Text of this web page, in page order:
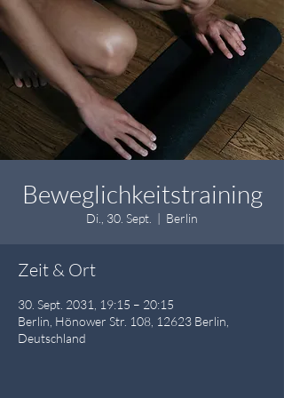
Beweglichkeitstraining
Di., 30. Sept.
  |
Berlin
Zeit & Ort
30. Sept. 2031, 19:15 – 20:15
Berlin, Hönower Str. 108, 12623 Berlin,
Deutschland